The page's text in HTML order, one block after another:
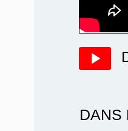
DANS